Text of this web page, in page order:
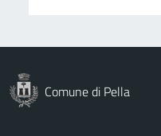
Comune di Pella